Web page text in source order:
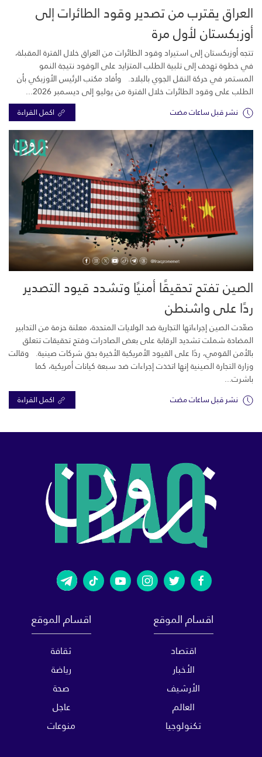
العراق يقترب من تصدير وقود الطائرات إلى
أوزبكستان لأول مرة
تتجه أوزبكستان إلى استيراد وقود الطائرات من العراق خلال الفترة المقبلة،
في خطوة تهدف إلى تلبية الطلب المتزايد على الوقود نتيجة النمو
المستمر في حركة النقل الجوي بالبلاد. وأفاد مكتب الرئيس الأوزبكي بأن
الطلب على وقود الطائرات خلال الفترة من يوليو إلى ديسمبر 2026...
نشر قبل ساعات مضت اكمل القراءة
الصين تفتح تحقيقًا أمنيًا وتشدد قيود التصدير
ردًا على واشنطن
صعّدت الصين إجراءاتها التجارية ضد الولايات المتحدة، معلنة حزمة من التدابير
المضادة شملت تشديد الرقابة على بعض الصادرات وفتح تحقيقات تتعلق
بالأمن القومي، ردًا على القيود الأمريكية الأخيرة بحق شركات صينية. وقالت
وزارة التجارة الصينية إنها اتخذت إجراءات ضد سبعة كيانات أمريكية، كما
باشرت...
نشر قبل ساعات مضت اكمل القراءة
اقسام الموقع
اقتصاد
الأخبار
الأرشيف
العالم
تكنولوجيا
اقسام الموقع
ثقافة
رياضة
صحة
عاجل
منوعات